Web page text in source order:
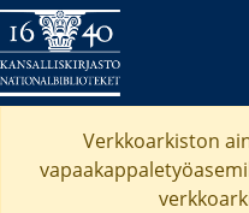
Verkkoarkiston